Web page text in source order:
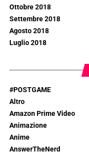
Ottobre 2018
Settembre 2018
Agosto 2018
Luglio 2018
#POSTGAME
Altro
Amazon Prime Video
Animazione
Anime
AnswerTheNerd